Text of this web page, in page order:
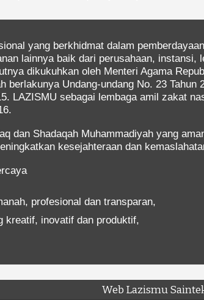
yang berkhidmat dalam
lainnya baik dari perusahaan,
dikukuhkan oleh Menteri Agama
berlakunya Undang-undang No. 23
LAZISMU sebagai lembaga amil zakat
dan Shadaqah Muhammadiyah yang
kesejahteraan dan
profesional dan transparan,
kreatif, inovatif dan produktif,
Web Lazismu